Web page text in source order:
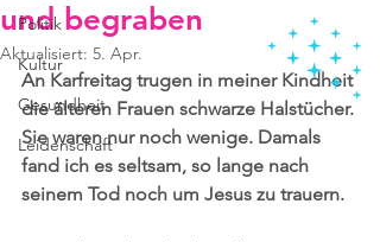
Politik
Kultur
Gesundheit
Leidenschaft
und begraben
Aktualisiert: 5. Apr.
An Karfreitag trugen in meiner Kindheit
die älteren Frauen schwarze Halstücher.
Sie waren nur noch wenige. Damals
fand ich es seltsam, so lange nach
seinem Tod noch um Jesus zu trauern.